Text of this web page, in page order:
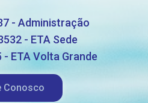
- Administração
- ETA Sede
- ETA Volta Grande
Conosco